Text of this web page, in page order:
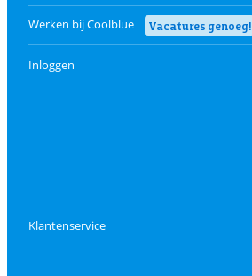
Werken bij Coolblue Vacatures genoeg!
Inloggen
Klantenservice